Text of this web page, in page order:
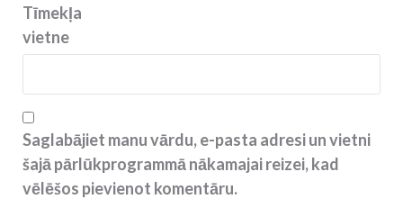
Tīmekļa
vietne
Saglabājiet manu vārdu, e-pasta adresi un vietni
šajā pārlūkprogrammā nākamajai reizei, kad
vēlēšos pievienot komentāru.